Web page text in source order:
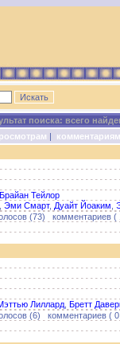
поиска: всего
| комментариям
Брайан Тейлор
Эми Смарт, Дуайт Йоаким
(73) комментариев
Лиллард Бретт
(6) комментариев (